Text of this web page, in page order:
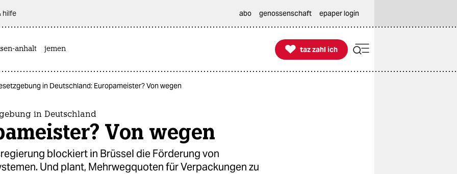
hilfe abo genossenschaft epaper login
anhalt jemen 
taz zahl ich
taz zahl ich
in Deutschland: Europameister? Von wegen
in Deutschland
Von wegen
blockiert in Brüssel die Förderung von
Und plant, Mehrwegquoten für Verpackungen zu